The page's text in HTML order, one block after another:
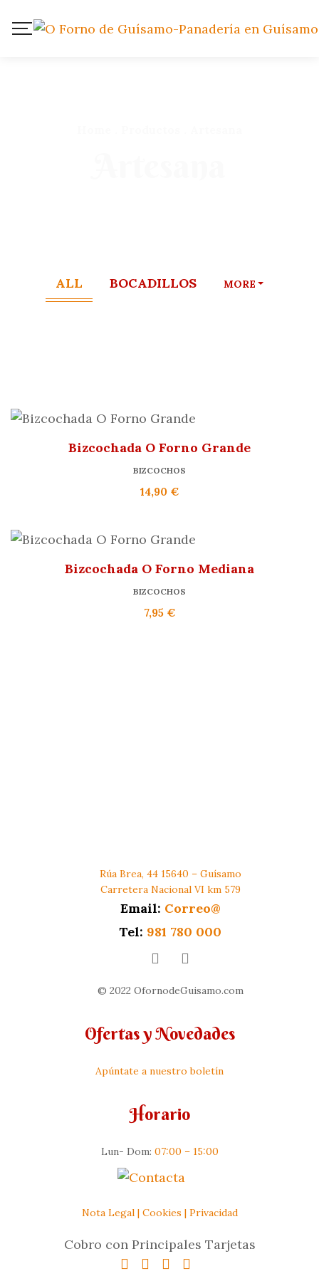
ALL BOCADILLOS MORE
Bizcochada O Forno Grande
BIZCOCHOS
14,90 €
Bizcochada O Forno Mediana
BIZCOCHOS
7,95 €
Rúa Brea, 44 15640 – Guísamo
Carretera Nacional VI km 579
Email: Correo@
Tel: 981 780 000
© 2022 OfornodeGuisamo.com
Ofertas y Novedades
Apúntate a nuestro boletín
Horario
Lun- Dom: 07:00 – 15:00
Nota Legal| Cookies | Privacidad
Cobro con Principales Tarjetas